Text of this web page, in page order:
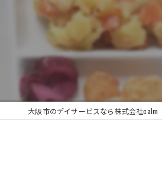
小規模デイ
お泊り
大阪市のデイサービスなら株式会社calm